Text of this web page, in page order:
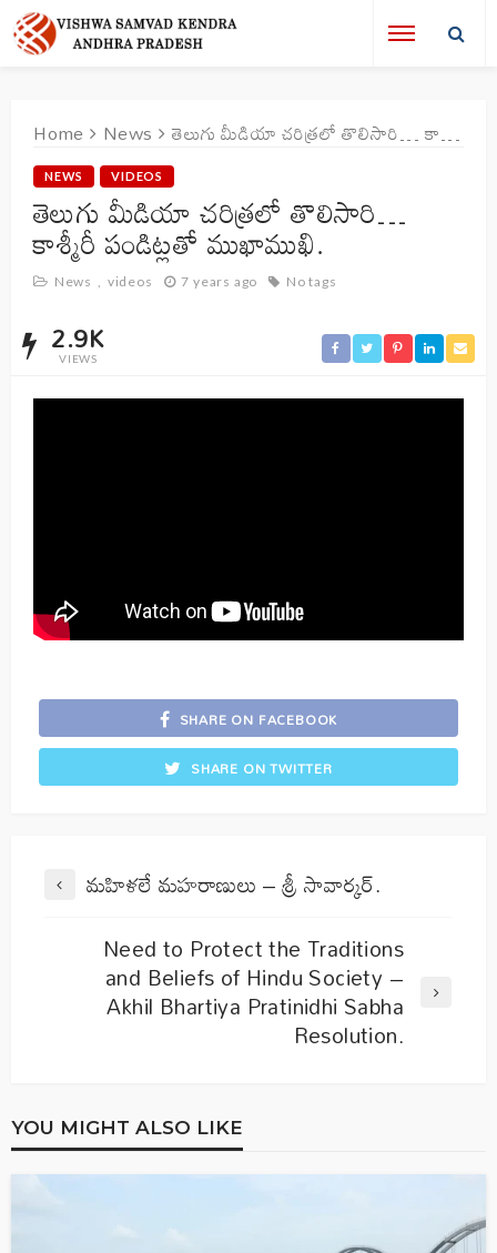
Home News తెలుగు మీడియా చరిత్రలో తొలిసారి… కాశ్మీరీ పండిట్లతో ముఖాముఖి.
NEWS VIDEOS
తెలుగు మీడియా చరిత్రలో తొలిసారి…
కాశ్మీరీ పండిట్లతో ముఖాముఖి.
News videos 7 years ago No tags
2.9K
VIEWS
SHARE ON FACEBOOK
SHARE ON TWITTER
మహిళలే మహరాణులు – శ్రీ సావార్కర్.
Need to Protect the Traditions
and Beliefs of Hindu Society –
Akhil Bhartiya Pratinidhi Sabha
Resolution.
YOU MIGHT ALSO LIKE